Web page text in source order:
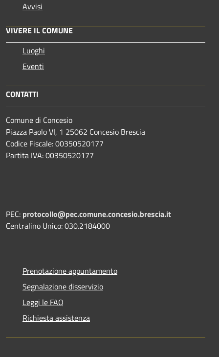
Avvisi
VIVERE IL COMUNE
Luoghi
Eventi
CONTATTI
Comune di Concesio
Piazza Paolo VI, 1 25062 Concesio Brescia
Codice Fiscale: 00350520177
Partita IVA: 00350520177
PEC: protocollo@pec.comune.concesio.brescia.it
Centralino Unico: 030.2184000
Prenotazione appuntamento
Segnalazione disservizio
Leggi le FAQ
Richiesta assistenza